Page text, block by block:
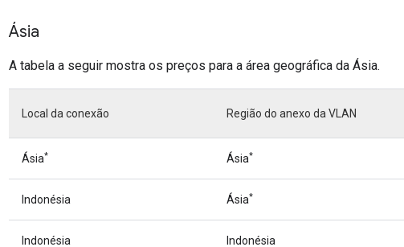
Ásia
A tabela a seguir mostra os preços para a área geográfica da Ásia.
Local da conexão Região do anexo da VLAN
Ásia* Ásia*
Indonésia Ásia*
Indonésia Indonésia